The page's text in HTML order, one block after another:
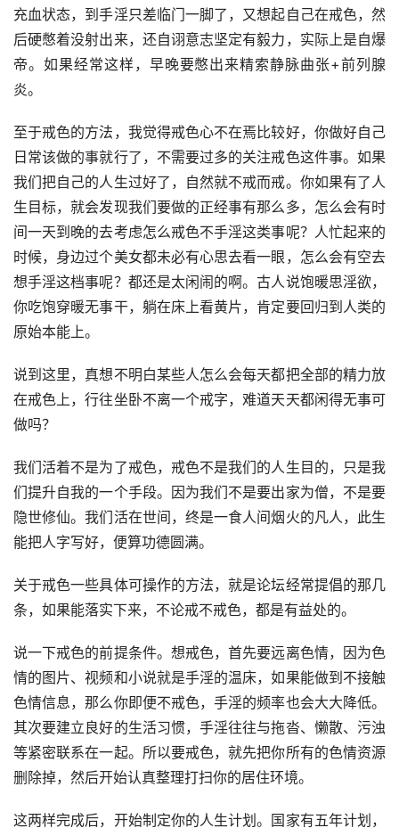
充血状态，到手淫只差临门一脚了，又想起自己在戒色，然
后硬憋着没射出来，还自诩意志坚定有毅力，实际上是自爆
帝。如果经常这样，早晚要憋出来精索静脉曲张+前列腺
炎。
至于戒色的方法，我觉得戒色心不在焉比较好，你做好自己
日常该做的事就行了，不需要过多的关注戒色这件事。如果
我们把自己的人生过好了，自然就不戒而戒。你如果有了人
生目标，就会发现我们要做的正经事有那么多，怎么会有时
间一天到晚的去考虑怎么戒色不手淫这类事呢？人忙起来的
时候，身边过个美女都未必有心思去看一眼，怎么会有空去
想手淫这档事呢？都还是太闲闹的啊。古人说饱暖思淫欲，
你吃饱穿暖无事干，躺在床上看黄片，肯定要回归到人类的
原始本能上。
说到这里，真想不明白某些人怎么会每天都把全部的精力放
在戒色上，行往坐卧不离一个戒字，难道天天都闲得无事可
做吗？
我们活着不是为了戒色，戒色不是我们的人生目的，只是我
们提升自我的一个手段。因为我们不是要出家为僧，不是要
隐世修仙。我们活在世间，终是一食人间烟火的凡人，此生
能把人字写好，便算功德圆满。
关于戒色一些具体可操作的方法，就是论坛经常提倡的那几
条，如果能落实下来，不论戒不戒色，都是有益处的。
说一下戒色的前提条件。想戒色，首先要远离色情，因为色
情的图片、视频和小说就是手淫的温床，如果能做到不接触
色情信息，那么你即便不戒色，手淫的频率也会大大降低。
其次要建立良好的生活习惯，手淫往往与拖沓、懒散、污浊
等紧密联系在一起。所以要戒色，就先把你所有的色情资源
删除掉，然后开始认真整理打扫你的居住环境。
这两样完成后，开始制定你的人生计划。国家有五年计划，